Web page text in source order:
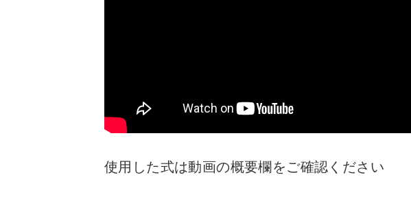
使用した式は動画の概要欄をご確認ください